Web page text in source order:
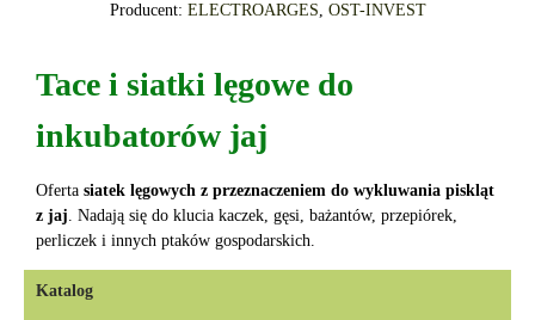
Producent: ELECTROARGES, OST-INVEST
Tace i siatki lęgowe do
inkubatorów jaj
Oferta siatek lęgowych z przeznaczeniem do wykluwania piskląt
z jaj. Nadają się do klucia kaczek, gęsi, bażantów, przepiórek,
perliczek i innych ptaków gospodarskich.
Katalog